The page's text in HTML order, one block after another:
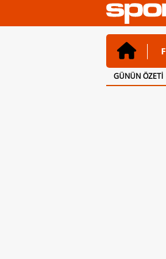
GÜNÜN ÖZETİ
CANLI